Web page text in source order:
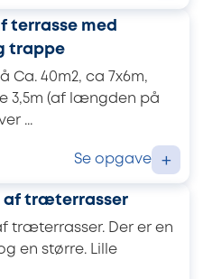
terrasse med
trappe
Ca. 40m2, ca 7x6m,
3,5m (af længden på
...
Se opgave +
af træterrasser
træterrasser. Der er en
en større. Lille